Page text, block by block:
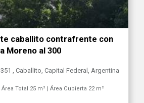
caballito contrafrente con
Moreno al 300
, Caballito, Capital Federal, Argentina
Total 25 m² | Área Cubierta 22 m²